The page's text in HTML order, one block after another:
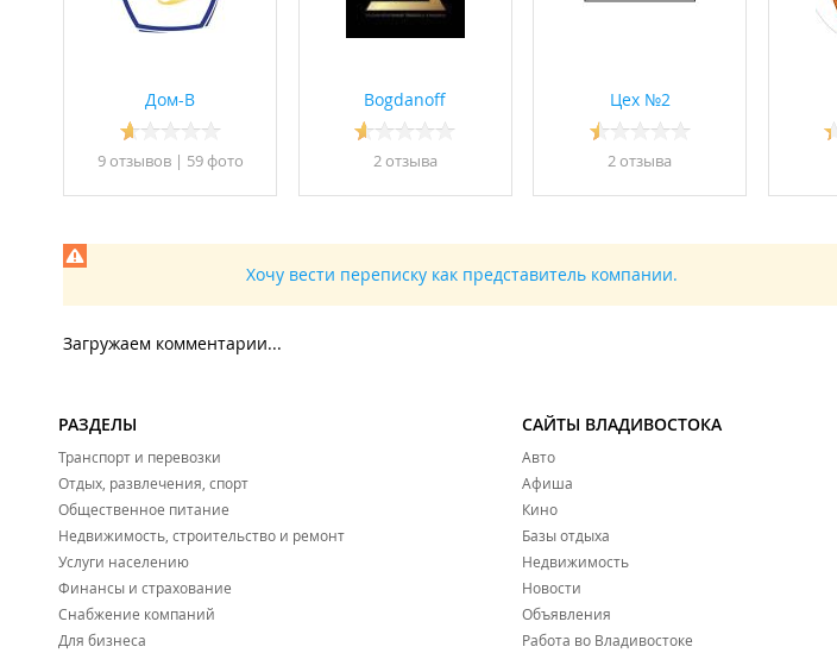
Дом-В
9 отзывов| 59 фото
Bogdanoff
2 отзывa
Цех №2
2 отзывa
Хочу вести переписку как представитель компании.
Загружаем комментарии...
РАЗДЕЛЫ
Транспорт и перевозки
Отдых, развлечения, спорт
Общественное питание
Недвижимость, строительство и ремонт
Услуги населению
Финансы и страхование
Снабжение компаний
Для бизнеса
САЙТЫ ВЛАДИВОСТОКА
Авто
Афиша
Кино
Базы отдыха
Недвижимость
Новости
Объявления
Работа во Владивостоке